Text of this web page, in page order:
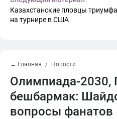
Казахстанские пловцы
на турнире в США
← Главная Новости
Олимпиада-2030,
бешбармак:
вопросы фанатов